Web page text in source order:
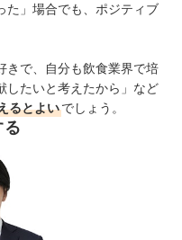
た」場合でも、ポジティブ
きで、自分も飲食業界で培
したいと考えたから」など
るとよいでしょう。